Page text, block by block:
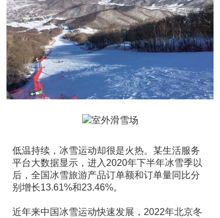
低温持续，冰雪运动却很是火热。某生活服务
平台大数据显示，进入2020年下半年冰雪季以
后，全国冰雪旅游产品订单额和订单量同比分
别增长13.61%和23.46%。
近年来中国冰雪运动快速发展，2022年北京冬